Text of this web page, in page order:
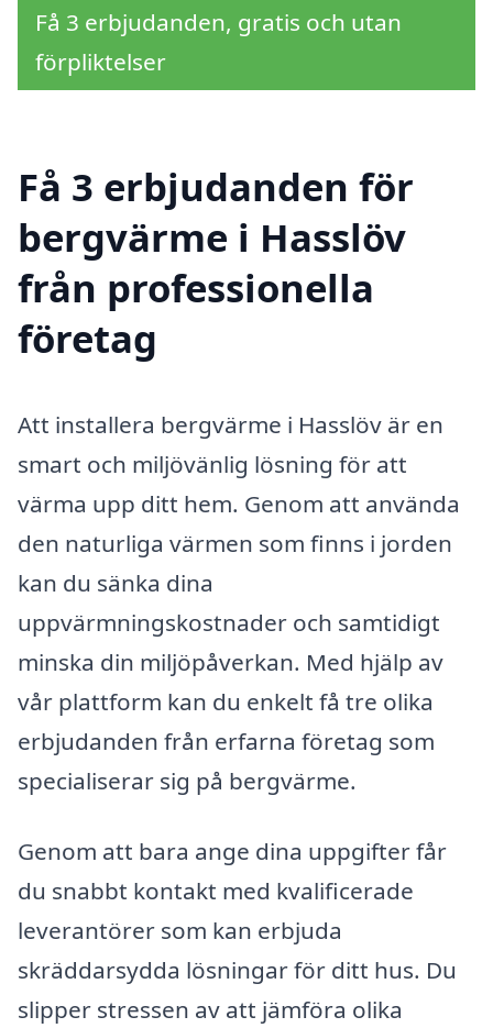
Få 3 erbjudanden, gratis och utan
förpliktelser
Få 3 erbjudanden för
bergvärme i Hasslöv
från professionella
företag
Att installera bergvärme i Hasslöv är en
smart och miljövänlig lösning för att
värma upp ditt hem. Genom att använda
den naturliga värmen som finns i jorden
kan du sänka dina
uppvärmningskostnader och samtidigt
minska din miljöpåverkan. Med hjälp av
vår plattform kan du enkelt få tre olika
erbjudanden från erfarna företag som
specialiserar sig på bergvärme.
Genom att bara ange dina uppgifter får
du snabbt kontakt med kvalificerade
leverantörer som kan erbjuda
skräddarsydda lösningar för ditt hus. Du
slipper stressen av att jämföra olika